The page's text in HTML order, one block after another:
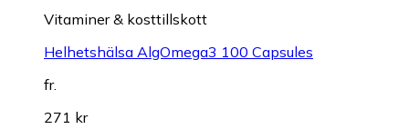
Vitaminer & kosttillskott
Helhetshälsa AlgOmega3 100 Capsules
fr.
271 kr